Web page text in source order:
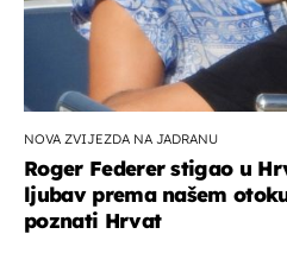
NOVA ZVIJEZDA NA JADRANU
Roger Federer stigao u
ljubav prema našem
poznati Hrvat